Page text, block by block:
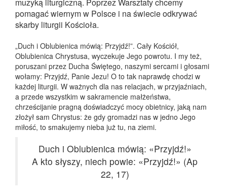
pomagać wiernym w Polsce i na świecie odkrywać
skarby liturgii Kościoła.
„Duch i Oblubienica mówią: Przyjdź!”. Cały Kościół,
Oblubienica Chrystusa, wyczekuje Jego powrotu. I my też,
poruszani przez Ducha Świętego, naszymi sercami i głosami
wołamy: Przyjdź, Panie Jezu! O to tak naprawdę chodzi w
każdej liturgii. W ważnych dla nas relacjach, w przyjaźniach,
a przede wszystkim w sakramencie małżeństwa,
chrześcijanie pragną doświadczyć mocy obietnicy, jaką nam
złożył sam Chrystus: że gdy gromadzi nas w jedno Jego
miłość, to smakujemy nieba już tu, na ziemi.
Duch i Oblubienica mówią: «Przyjdź!»
A kto słyszy, niech powie: «Przyjdź!» (Ap
22, 17)